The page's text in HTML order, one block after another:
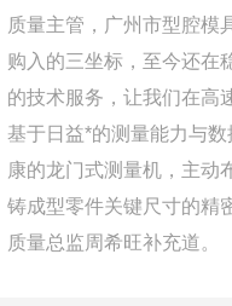
质量主管，广州市型腔模
购入的三坐标，至今还在
的技术服务，让我们在高
基于日益*的测量能力与
康的龙门式测量机，主动
铸成型零件关键尺寸的精
质量总监周希旺补充道。